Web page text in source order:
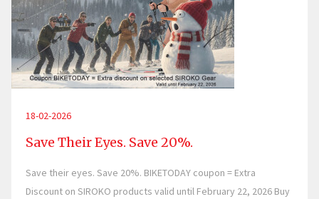
18-02-2026
Save Their Eyes. Save 20%.
Save their eyes. Save 20%. BIKETODAY coupon = Extra
Discount on SIROKO products valid until February 22, 2026 Buy